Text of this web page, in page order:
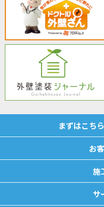
まずはこち
お
施
サ